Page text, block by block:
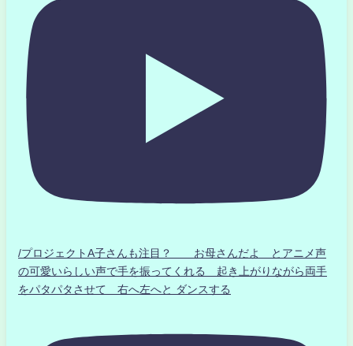
/プロジェクトA子さんも注目？ お母さんだよ とアニメ声
の可愛いらしい声で手を振ってくれる 起き上がりながら両手
をパタパタさせて 右へ左へと ダンスする